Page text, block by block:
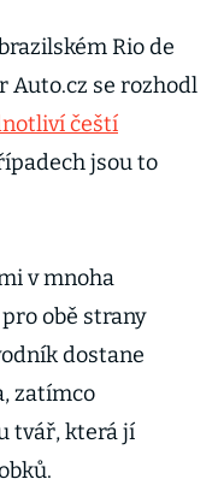
Rio de
Auto.cz se rozhodl
čeští
jsou to
v mnoha
obě strany
dostane
zatímco
tvář, která jí